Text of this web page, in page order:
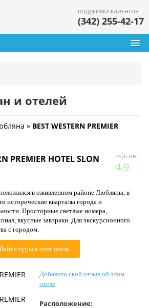
ПОДДЕРЖКА КЛИЕНТОВ
(342) 255-42-17
и отелей
» BEST WESTERN PREMIER
РЕЙТИНГ
4.9
PREMIER HOTEL SLON
в оживленном районе Любляны, в
исторические кварталы города и
Просторные светлые номера,
вкусные завтраки. Для экскурсионного
с городом.
туры в этот отель
Добавить свой отзыв об этом
отеле
Расположение: